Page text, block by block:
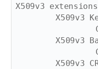
X509v3
	X509v3 Key Usage: critical
	X509v3 Basic Constraints: critical
	X509v3 CRL Distribution Points: